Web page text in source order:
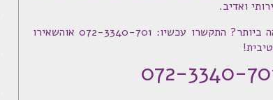
ואדיב.
מעוניינים להזמין עיצוב בלונים בדרום ברמה הגבוהה ביותר? התקשרו עכשיו: 072-3340-701 אוהשאירו